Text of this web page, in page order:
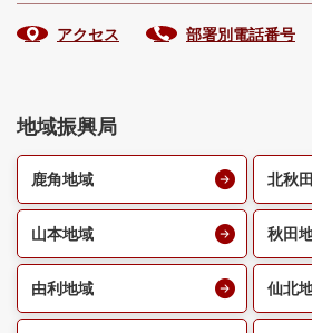
アクセス 部署別電話番号
地域振興局
鹿角地域 北秋
山本地域 秋田
由利地域 仙北